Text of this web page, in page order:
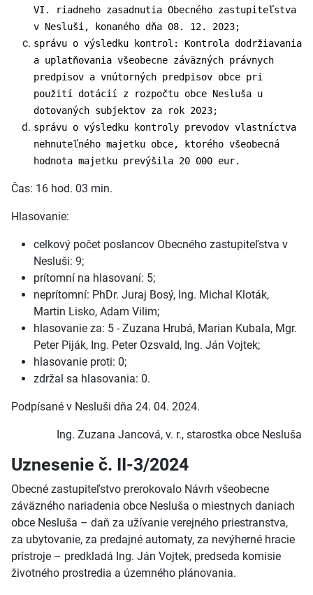
VI. riadneho zasadnutia Obecného zastupiteľstva
v Nesluši, konaného dňa 08. 12. 2023;
správu o výsledku kontrol: Kontrola dodržiavania
a uplatňovania všeobecne záväzných právnych
predpisov a vnútorných predpisov obce pri
použití dotácií z rozpočtu obce Nesluša u
dotovaných subjektov za rok 2023;
správu o výsledku kontroly prevodov vlastníctva
nehnuteľného majetku obce, ktorého všeobecná
hodnota majetku prevýšila 20 000 eur.
Čas: 16 hod. 03 min.
Hlasovanie:
celkový počet poslancov Obecného zastupiteľstva v
Nesluši: 9;
prítomní na hlasovaní: 5;
neprítomní: PhDr. Juraj Bosý, Ing. Michal Kloták,
Martin Lisko, Adam Vilim;
hlasovanie za: 5 - Zuzana Hrubá, Marian Kubala, Mgr.
Peter Piják, Ing. Peter Ozsvald, Ing. Ján Vojtek;
hlasovanie proti: 0;
zdržal sa hlasovania: 0.
Podpísané v Nesluši dňa 24. 04. 2024.
Ing. Zuzana Jancová, v. r., starostka obce Nesluša
Uznesenie č. II-3/2024
Obecné zastupiteľstvo prerokovalo Návrh všeobecne
záväzného nariadenia obce Nesluša o miestnych daniach
obce Nesluša – daň za užívanie verejného priestranstva,
za ubytovanie, za predajné automaty, za nevýherné hracie
prístroje – predkladá Ing. Ján Vojtek, predseda komisie
životného prostredia a územného plánovania.